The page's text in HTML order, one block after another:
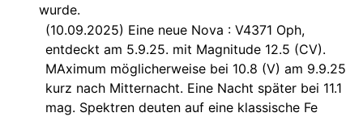
wurde.
(10.09.2025) Eine neue Nova : V4371 Oph,
entdeckt am 5.9.25. mit Magnitude 12.5 (CV).
MAximum möglicherweise bei 10.8 (V) am 9.9.25
kurz nach Mitternacht. Eine Nacht später bei 11.1
mag. Spektren deuten auf eine klassische Fe